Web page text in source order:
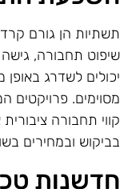
הן גורם
תחבורה, גישה
לשדרג
פרויקטים
תחבורה ציבורית
ובמחירים